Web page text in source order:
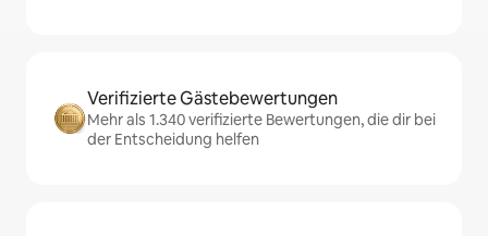
Verifizierte Gästebewertungen
Mehr als 1.340 verifizierte Bewertungen, die dir bei
der Entscheidung helfen